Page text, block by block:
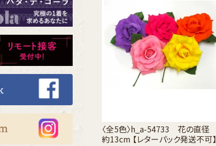
〈全5色〉h_a-54733 花の直径
約13cm 【レターパック発送不可】